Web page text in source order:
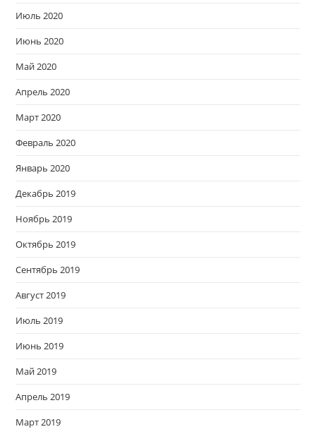
Июль 2020
Июнь 2020
Май 2020
Апрель 2020
Март 2020
Февраль 2020
Январь 2020
Декабрь 2019
Ноябрь 2019
Октябрь 2019
Сентябрь 2019
Август 2019
Июль 2019
Июнь 2019
Май 2019
Апрель 2019
Март 2019